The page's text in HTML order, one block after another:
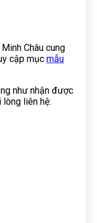
Châu cung
cập mục mẫu
như nhận được
lòng liên hệ: